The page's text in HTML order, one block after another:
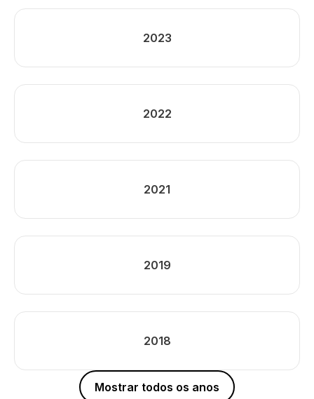
2023
2022
2021
2019
2018
Mostrar todos os anos